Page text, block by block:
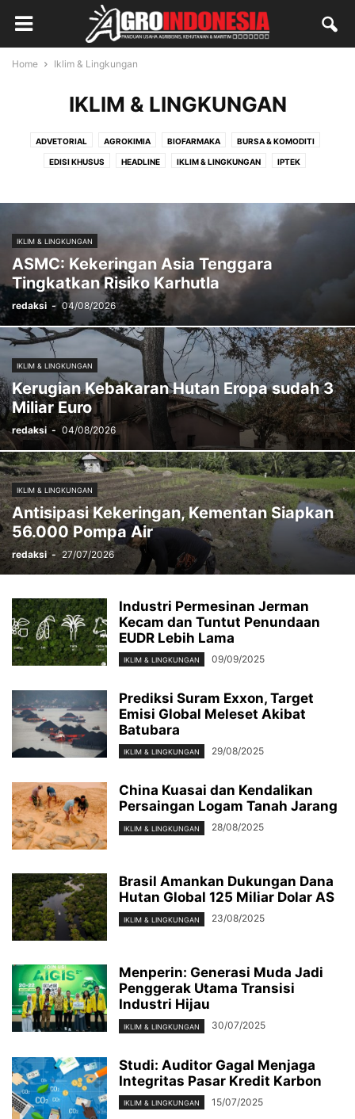
Home Iklim & Lingkungan
IKLIM & LINGKUNGAN
ADVETORIAL AGROKIMIA BIOFARMAKA BURSA & KOMODITI
EDISI KHUSUS HEADLINE IKLIM & LINGKUNGAN IPTEK
LAPORAN UTAMA MAGAZINE OPINI PANGAN PASAR
PELUANG USAHA PERKEBUNAN
PERTANIAN PETERNAKAN SALAM
TAMU UMUM
IKLIM & LINGKUNGAN
ASMC: Kekeringan Asia Tenggara
Tingkatkan Risiko Karhutla
redaksi - 04/08/2026
IKLIM & LINGKUNGAN
Kerugian Kebakaran Hutan Eropa sudah 3
Miliar Euro
redaksi - 04/08/2026
IKLIM & LINGKUNGAN
Antisipasi Kekeringan, Kementan Siapkan
56.000 Pompa Air
redaksi - 27/07/2026
Industri Permesinan Jerman
Kecam dan Tuntut Penundaan
EUDR Lebih Lama
IKLIM & LINGKUNGAN 09/09/2025
Prediksi Suram Exxon, Target
Emisi Global Meleset Akibat
Batubara
IKLIM & LINGKUNGAN 29/08/2025
China Kuasai dan Kendalikan
Persaingan Logam Tanah Jarang
IKLIM & LINGKUNGAN 28/08/2025
Brasil Amankan Dukungan Dana
Hutan Global 125 Miliar Dolar AS
IKLIM & LINGKUNGAN 23/08/2025
Menperin: Generasi Muda Jadi
Penggerak Utama Transisi
Industri Hijau
IKLIM & LINGKUNGAN 30/07/2025
Studi: Auditor Gagal Menjaga
Integritas Pasar Kredit Karbon
IKLIM & LINGKUNGAN 15/07/2025